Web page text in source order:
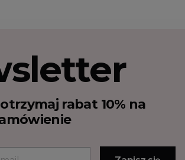
rabat 10% na